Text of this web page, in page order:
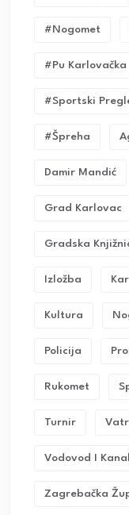
#nogomet
#pu Karlovačka
#sportski
#Špreha
Damir Mandić
Grad Karlovac
Gradska
Izložba
Kultura
Policija
Rukomet
Turnir
Vodovod I
Zagrebačka